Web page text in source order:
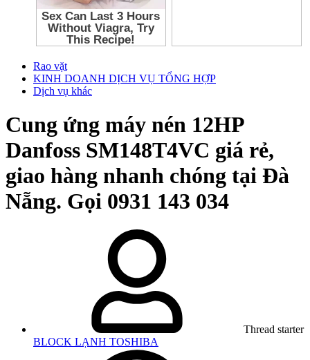
Rao vặt
KINH DOANH DỊCH VỤ TỔNG HỢP
Dịch vụ khác
Cung ứng máy nén 12HP
Danfoss SM148T4VC giá rẻ,
giao hàng nhanh chóng tại Đà
Nẵng. Gọi 0931 143 034
Thread starter
BLOCK LẠNH TOSHIBA